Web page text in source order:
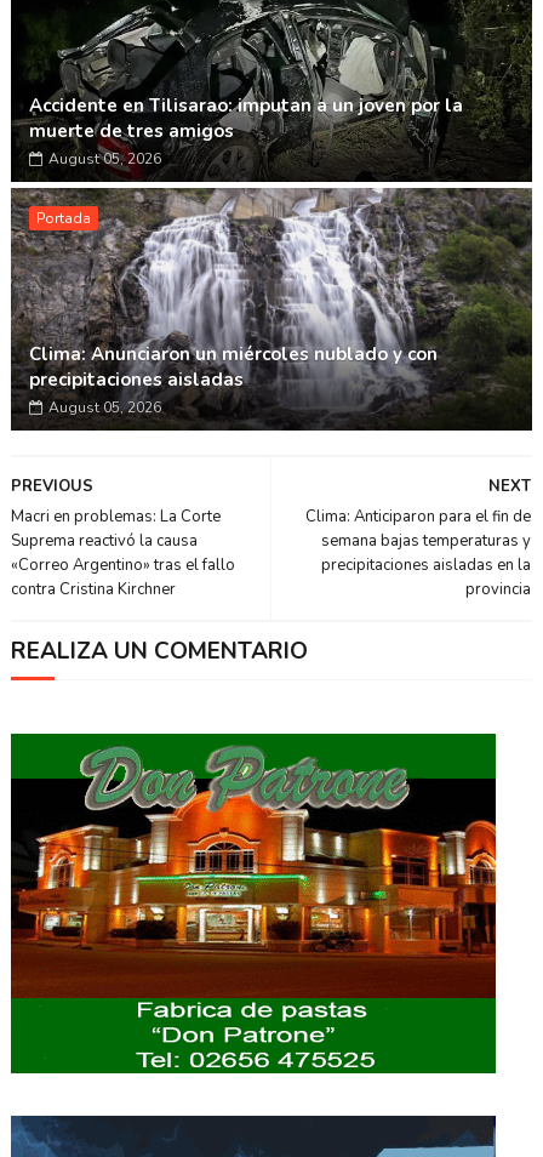
Accidente en Tilisarao: imputan a un joven por la
muerte de tres amigos
August 05, 2026
Portada
Clima: Anunciaron un miércoles nublado y con
precipitaciones aisladas
August 05, 2026
NEXT
Clima: Anticiparon para el fin de
semana bajas temperaturas y
precipitaciones aisladas en la
provincia
PREVIOUS
Macri en problemas: La Corte
Suprema reactivó la causa
«Correo Argentino» tras el fallo
contra Cristina Kirchner
REALIZA UN COMENTARIO